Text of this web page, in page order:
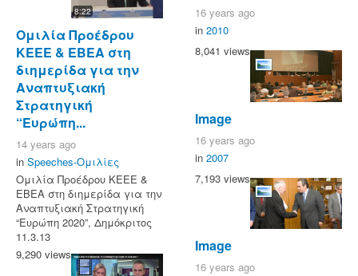
8:22
Ομιλία Προέδρου
KEEE & ΕΒΕΑ στη
διημερίδα για την
Αναπτυξιακή
Στρατηγική
“Ευρώπη...
14 years ago
in Speeches-Ομιλίες
Ομιλία Προέδρου KEEE &
ΕΒΕΑ στη διημερίδα για την
Αναπτυξιακή Στρατηγική
“Ευρώπη 2020”, Δημόκριτος
11.3.13
9,290 views
16 years ago
in 2010
8,041 views
Image
16 years ago
in 2007
7,193 views
Image
16 years ago